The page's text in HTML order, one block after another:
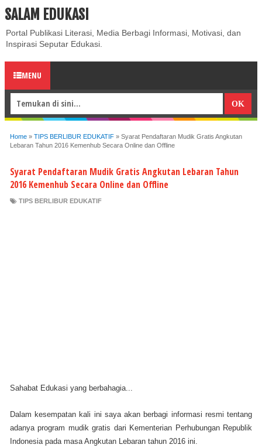
ABOUT CONTACT US
SALAM EDUKASI
Portal Publikasi Literasi, Media Berbagi Informasi, Motivasi, dan
Inspirasi Seputar Edukasi.
MENU
Home » TIPS BERLIBUR EDUKATIF » Syarat Pendaftaran Mudik Gratis Angkutan
Lebaran Tahun 2016 Kemenhub Secara Online dan Offline
Syarat Pendaftaran Mudik Gratis Angkutan Lebaran Tahun
2016 Kemenhub Secara Online dan Offline
TIPS BERLIBUR EDUKATIF
Sahabat Edukasi yang berbahagia...
Dalam kesempatan kali ini saya akan berbagi informasi resmi tentang
adanya program mudik gratis dari Kementerian Perhubungan Republik
Indonesia pada masa Angkutan Lebaran tahun 2016 ini.